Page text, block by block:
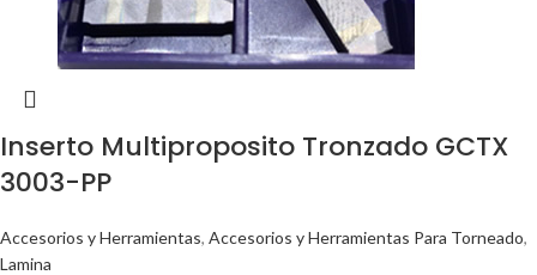
Inserto Multiproposito Tronzado GCTX
3003-PP
Accesorios y Herramientas, Accesorios y Herramientas Para Torneado,
Lamina